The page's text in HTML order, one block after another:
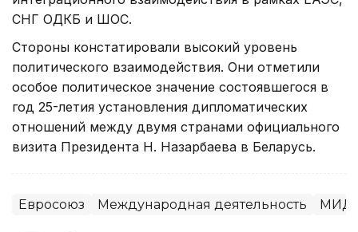
СНГ ОДКБ и ШОС.
Стороны констатировали высокий уровень
политического взаимодействия. Они отметили
особое политическое значение состоявшегося в
год 25-летия установления дипломатических
отношений между двумя странами официального
визита Президента Н. Назарбаева в Беларусь.
Евросоюз Международная деятельность МИД